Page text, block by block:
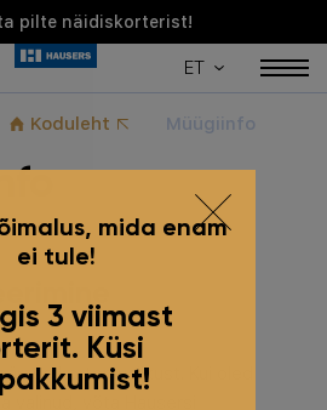
pilte näidiskorterist!
ET
Koduleht Müügiinfo
korteri valikust. Kui oled
valinud, võta Hausersi
mida enam
ei tule!
3 viimast
Küsi